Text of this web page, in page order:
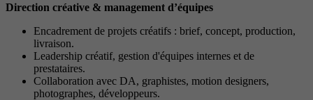
Direction créative & management d’équipes
Encadrement de projets créatifs : brief, concept, production,
livraison.
Leadership créatif, gestion d'équipes internes et de
prestataires.
Collaboration avec DA, graphistes, motion designers,
photographes, développeurs.